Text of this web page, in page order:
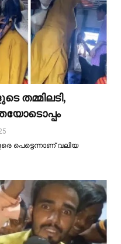
തമ്മിലടി,
പെട്ടെന്നാണ് വലിയ